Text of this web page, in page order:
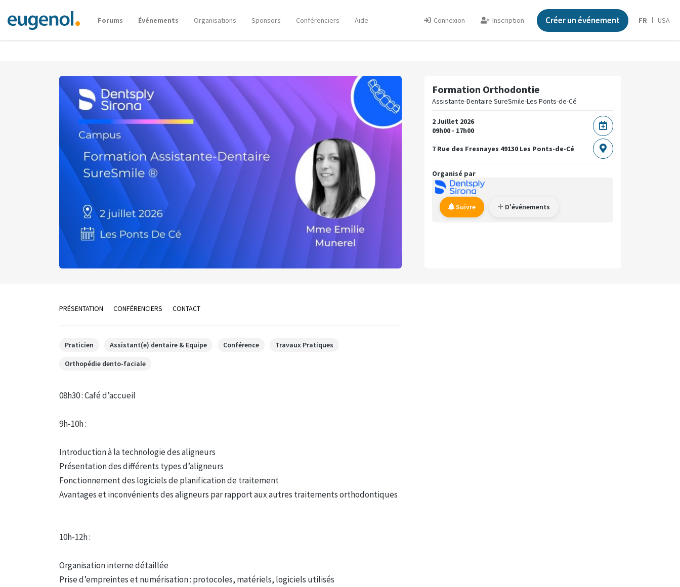
Forums Événements Organisations Sponsors Conférenciers Aide Connexion Inscription Créer un événement FR USA
Formation Orthodontie
Assistante-Dentaire SureSmile-Les Ponts-de-Cé
2 Juillet 2026
09h00 - 17h00
7 Rue des Fresnayes 49130 Les Ponts-de-Cé
Organisé par
Suivre D'événements
PRÉSENTATION CONFÉRENCIERS CONTACT
Praticien Assistant(e) dentaire & Equipe Conférence Travaux Pratiques
Orthopédie dento-faciale
08h30 : Café d’accueil
9h-10h :
Introduction à la technologie des aligneurs
Présentation des différents types d’aligneurs
Fonctionnement des logiciels de planification de traitement
Avantages et inconvénients des aligneurs par rapport aux autres traitements orthodontiques
10h-12h :
Organisation interne détaillée
Prise d’empreintes et numérisation : protocoles, matériels, logiciels utilisés